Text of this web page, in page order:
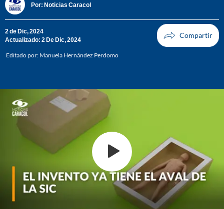
Por: Noticias Caracol
2 de Dic, 2024
Actualizado: 2 De Dic, 2024
Editado por: Manuela Hernández Perdomo